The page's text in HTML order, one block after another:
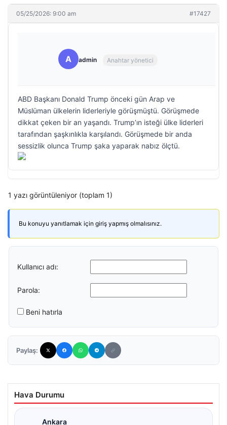
05/25/2026: 9:00 am #17427
A admin Anahtar yönetici
ABD Başkanı Donald Trump önceki gün Arap ve
Müslüman ülkelerin liderleriyle görüşmüştü. Görüşmede
dikkat çeken bir an yaşandı. Trump’ın isteği ülke liderleri
tarafından şaşkınlıkla karşılandı. Görüşmede bir anda
sessizlik olunca Trump şaka yaparak nabız ölçtü.
1 yazı görüntüleniyor (toplam 1)
Bu konuyu yanıtlamak için giriş yapmış olmalısınız.
Kullanıcı adı:
Parola:
Beni hatırla
Paylaş:
Hava Durumu
Ankara